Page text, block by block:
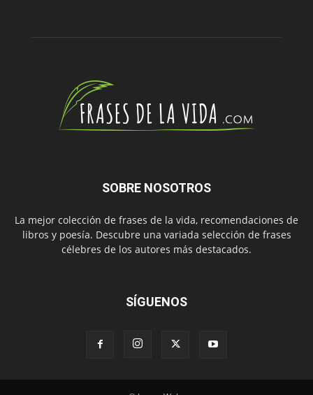
SOBRE NOSOTROS
La mejor colección de frases de la vida, recomendaciones de
libros y poesía. Descubre una variada selección de frases
célebres de los autores más destacados.
SÍGUENOS